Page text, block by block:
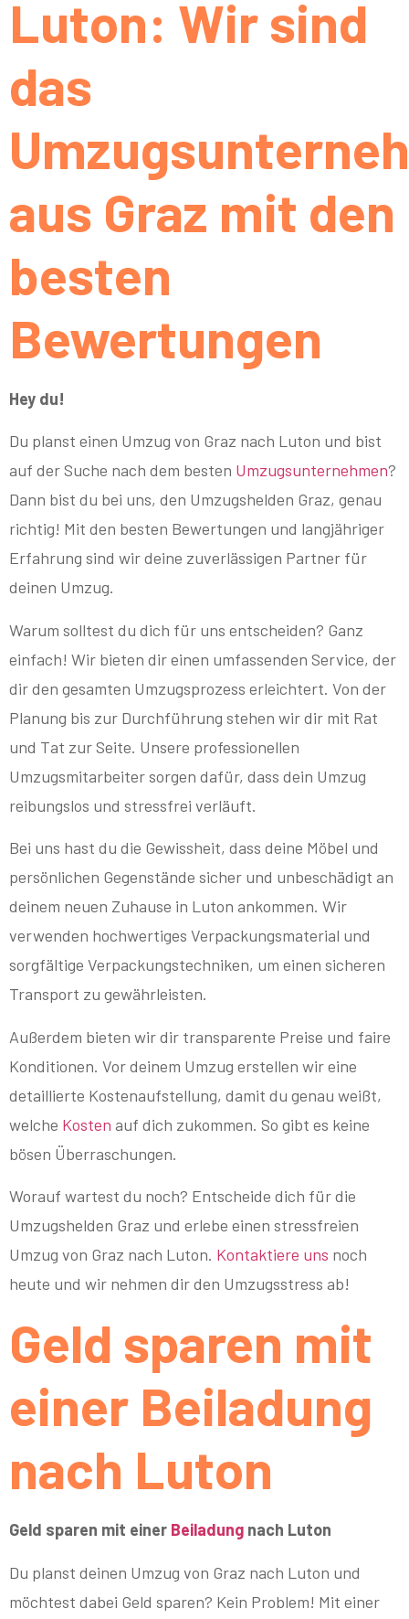
Luton: Wir sind
das
aus Graz mit den
besten
Bewertungen
Hey du!
Du planst einen Umzug von Graz nach Luton und bist
auf der Suche nach dem besten Umzugsunternehmen?
Dann bist du bei uns, den Umzugshelden Graz, genau
richtig! Mit den besten Bewertungen und langjähriger
Erfahrung sind wir deine zuverlässigen Partner für
deinen Umzug.
Warum solltest du dich für uns entscheiden? Ganz
einfach! Wir bieten dir einen umfassenden Service, der
dir den gesamten Umzugsprozess erleichtert. Von der
Planung bis zur Durchführung stehen wir dir mit Rat
und Tat zur Seite. Unsere professionellen
Umzugsmitarbeiter sorgen dafür, dass dein Umzug
reibungslos und stressfrei verläuft.
Bei uns hast du die Gewissheit, dass deine Möbel und
persönlichen Gegenstände sicher und unbeschädigt an
deinem neuen Zuhause in Luton ankommen. Wir
verwenden hochwertiges Verpackungsmaterial und
sorgfältige Verpackungstechniken, um einen sicheren
Transport zu gewährleisten.
Außerdem bieten wir dir transparente Preise und faire
Konditionen. Vor deinem Umzug erstellen wir eine
detaillierte Kostenaufstellung, damit du genau weißt,
welche Kosten auf dich zukommen. So gibt es keine
bösen Überraschungen.
Worauf wartest du noch? Entscheide dich für die
Umzugshelden Graz und erlebe einen stressfreien
Umzug von Graz nach Luton. Kontaktiere uns noch
heute und wir nehmen dir den Umzugsstress ab!
Geld sparen mit
einer Beiladung
nach Luton
Geld sparen mit einer Beiladung nach Luton
Du planst deinen Umzug von Graz nach Luton und
möchtest dabei Geld sparen? Kein Problem! Mit einer